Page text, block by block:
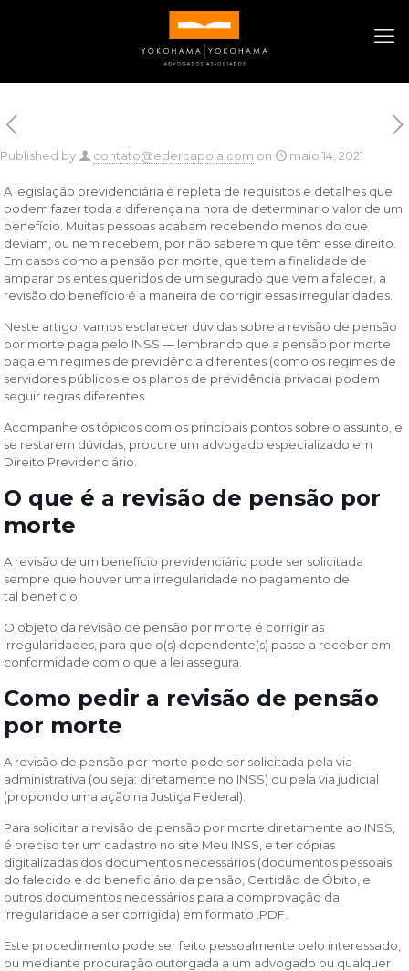
Published by contato@edercapoia.com on maio 14, 2021
A legislação previdenciária é repleta de requisitos e detalhes que
podem fazer toda a diferença na hora de determinar o valor de um
benefício. Muitas pessoas acabam recebendo menos do que
deviam, ou nem recebem, por não saberem que têm esse direito.
Em casos como a pensão por morte, que tem a finalidade de
amparar os entes queridos de um segurado que vem a falecer, a
revisão do benefício é a maneira de corrigir essas irregularidades.
Neste artigo, vamos esclarecer dúvidas sobre a revisão de pensão
por morte paga pelo INSS — lembrando que a pensão por morte
paga em regimes de previdência diferentes (como os regimes de
servidores públicos e os planos de previdência privada) podem
seguir regras diferentes.
Acompanhe os tópicos com os principais pontos sobre o assunto, e
se restarem dúvidas, procure um advogado especializado em
Direito Previdenciário.
O que é a revisão de pensão por
morte
A revisão de um benefício previdenciário pode ser solicitada
sempre que houver uma irregularidade no pagamento de
tal benefício.
O objeto da revisão de pensão por morte é corrigir as
irregularidades, para que o(s) dependente(s) passe a receber em
conformidade com o que a lei assegura.
Como pedir a revisão de pensão
por morte
A revisão de pensão por morte pode ser solicitada pela via
administrativa (ou seja: diretamente no INSS) ou pela via judicial
(propondo uma ação na Justiça Federal).
Para solicitar a revisão de pensão por morte diretamente ao INSS,
é preciso ter um cadastro no site Meu INSS, e ter cópias
digitalizadas dos documentos necessários (documentos pessoais
do falecido e do beneficiário da pensão, Certidão de Óbito, e
outros documentos necessários para a comprovação da
irregularidade a ser corrigida) em formato .PDF.
Este procedimento pode ser feito pessoalmente pelo interessado,
ou mediante procuração outorgada a um advogado ou qualquer